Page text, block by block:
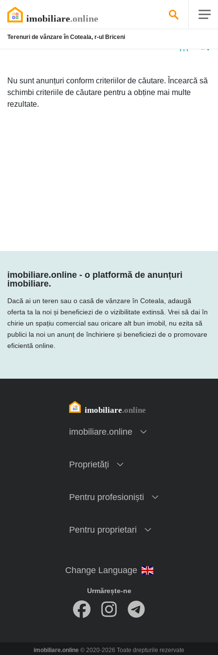
Terenuri de vânzare în Coteala, r-ul Briceni
Nu sunt anunțuri conform criteriilor de căutare. Încearcă să
schimbi criteriile de căutare pentru a obține mai multe
rezultate.
imobiliare.online - o platformă de anunțuri
imobiliare.
Dacă ai un teren sau o casă de vânzare în Coteala, adaugă
oferta ta la noi și beneficiezi de o vizibilitate extinsă. Vrei să dai în
chirie un spațiu comercial sau oricare alt bun imobil, nu ezita să
publici la noi un anunț de închiriere și beneficiezi de o promovare
eficientă online.
imobiliare.online
Proprietăți
Pentru profesioniști
Pentru proprietari
Urmărește-ne
imobiliare.online © 2020-2026 Toate drepturile rezervate